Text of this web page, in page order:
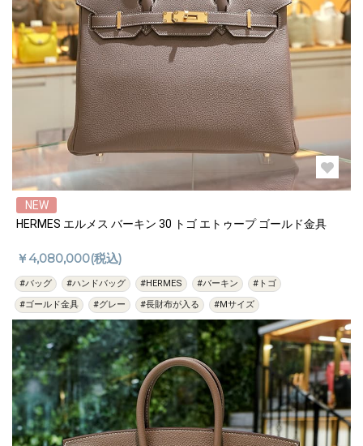
NEW
HERMES エルメス バーキン 30 トゴ エトゥープ ゴールド金具
￥4,080,000(税込)
#バッグ #ハンドバッグ #HERMES #バーキン
#トゴ
#ゴールド金具
#グレー #長財布が入る #Mサイズ